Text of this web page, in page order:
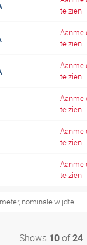
te zien
te zien
te zien
te zien
te zien
te zien
nominale wijdte
Shows 10of24